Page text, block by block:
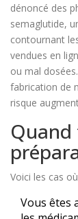
dénoncé des
semaglutide,
contournant
vendues en
ou mal
fabrication de
risque
Voici les cas
Vous êtes